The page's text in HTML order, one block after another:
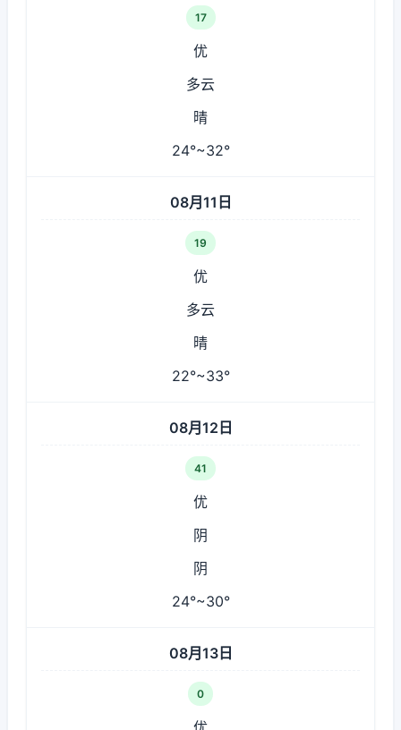
17
优
多云
晴
24°~32°
08月11日
19
优
多云
晴
22°~33°
08月12日
41
优
阴
阴
24°~30°
08月13日
0